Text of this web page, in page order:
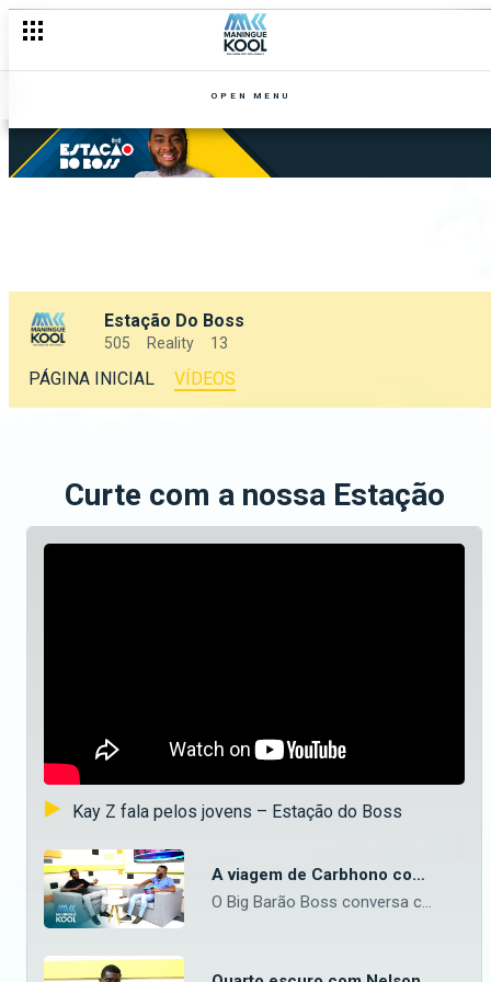
OPEN MENU
Estação Do Boss
505 Reality 13
PÁGINA INICIAL VÍDEOS
Curte com a nossa Estação
A viagem de Carbhono como artista a solo – Estação do Boss
O Big Barão Boss conversa com o artista de rap Carbhono, que partilha algumas ideias sobre quando e como começou a sua carreira de rap a solo enquanto vivia em Lichinga. — Aceda o nosso site oficial aqui: https://bit.ly/maninguemagic Acompanha o melhor do entretenimento Moçambicano na TV no Maningue Magic DStv Canal 503 ou GOtv Max Canal 8. Da um gosto e nos acompanha na nossa página do Facebook: https://www.facebook.com/ManingueMagic Nos segue no Twitter: https://twitter.com/ManingueMagic, no Instagram: https://www.instagram.com/maninguemagic/ e no TikTok: https://www.tiktok.com/@maninguemagic_official para não perderes as novidades do teu canal favorito.
Kay Z fala pelos jovens – Estação do Boss